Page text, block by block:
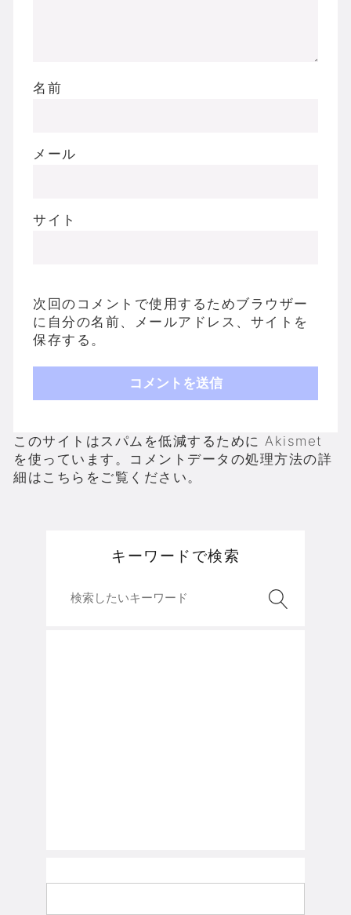
名前
メール
サイト
次回のコメントで使用するためブラウザー
に自分の名前、メールアドレス、サイトを
保存する。
このサイトはスパムを低減するために Akismet
を使っています。 コメントデータの処理方法の詳
細はこちらをご覧ください。
キーワードで検索